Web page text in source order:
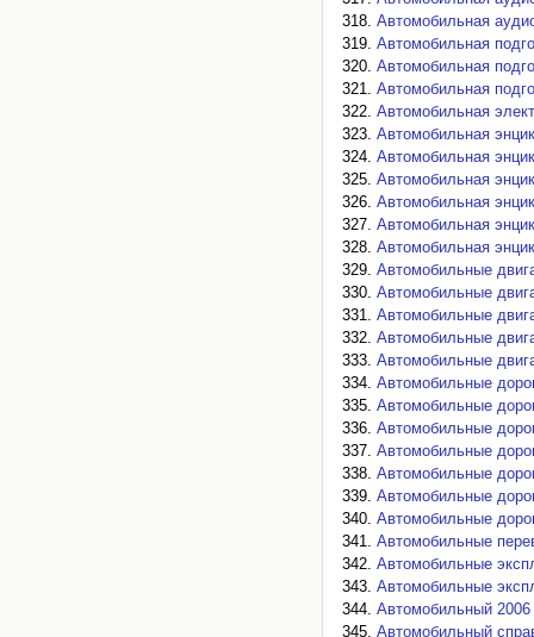
Автомобильная
Автомобильная
Автомобильная
Автомобильная
Автомобильная
Автомобильная
Автомобильная
Автомобильная
Автомобильная
Автомобильная
Автомобильная
Автомобильные
Автомобильные
Автомобильные
Автомобильные
Автомобильные
Автомобильные
Автомобильные
Автомобильные
Автомобильные
Автомобильные
Автомобильные
Автомобильные
Автомобильные
Автомобильные
Автомобильные
Автомобильный 2006
Автомобильный